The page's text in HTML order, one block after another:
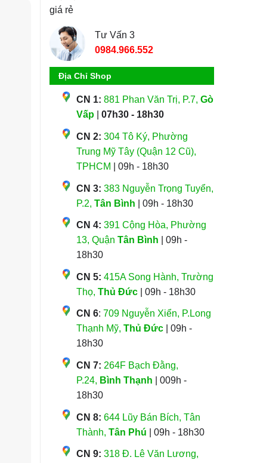
Tư Vấn 3
0984.966.552
Địa Chỉ Shop
CN 1: 881 Phan Văn Trị, P.7, Gò
Vấp| 07h30 - 18h30
CN 2: 304 Tô Ký, Phường
Trung Mỹ Tây (Quận 12 Cũ),
TPHCM | 09h - 18h30
CN 3: 383 Nguyễn Trọng Tuyển,
P.2, Tân Bình | 09h - 18h30
CN 4: 391 Cộng Hòa, Phường
13, Quận Tân Bình | 09h -
18h30
CN 5: 415A Song Hành, Trường
Thọ, Thủ Đức| 09h - 18h30
CN 6: 709 Nguyễn Xiển, P.Long
Thạnh Mỹ, Thủ Đức| 09h -
18h30
CN 7: 264F Bạch Đằng,
P.24, Bình Thạnh | 009h -
18h30
CN 8: 644 Lũy Bán Bích, Tân
Thành, Tân Phú | 09h - 18h30
CN 9: 318 Đ. Lê Văn Lương,